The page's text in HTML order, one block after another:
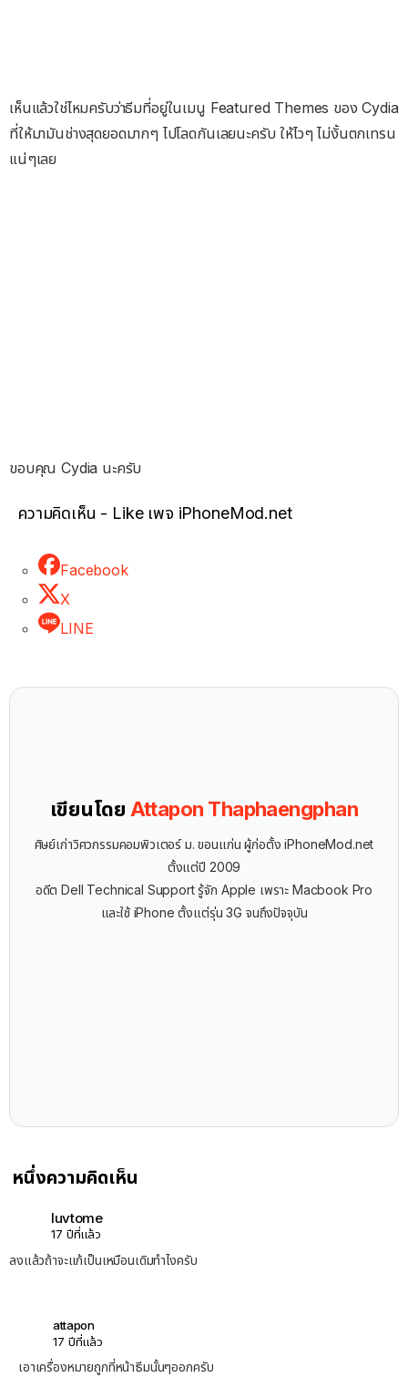
เห็นแล้วใช่ไหมครับว่าธีมที่อยู่ในเมนู Featured Themes ของ Cydia
ที่ให้มามันช่างสุดยอดมากๆ ไปโลดกันเลยนะครับ ให้ไวๆ ไม่งั้นตกเทรน
แน่ๆเลย
ขอบคุณ Cydia นะครับ
ความคิดเห็น - Like เพจ iPhoneMod.net
Facebook
X
LINE
เขียนโดย Attapon Thaphaengphan
ศิษย์เก่าวิศวกรรมคอมพิวเตอร์ ม. ขอนแก่น ผู้ก่อตั้ง iPhoneMod.net
ตั้งแต่ปี 2009
อดีต Dell Technical Support รู้จัก ​Apple เพราะ Macbook Pro
และใช้ iPhone ตั้งแต่รุ่น 3G จนถึงปัจจุบัน
หนึ่งความคิดเห็น
luvtome
17 ปีที่แล้ว
ลงแล้วถ้าจะแก้เป็นเหมือนเดิมทำไงครับ
attapon
17 ปีที่แล้ว
เอาเครื่องหมายถูกที่หน้าธีมนั้นๆออกครับ